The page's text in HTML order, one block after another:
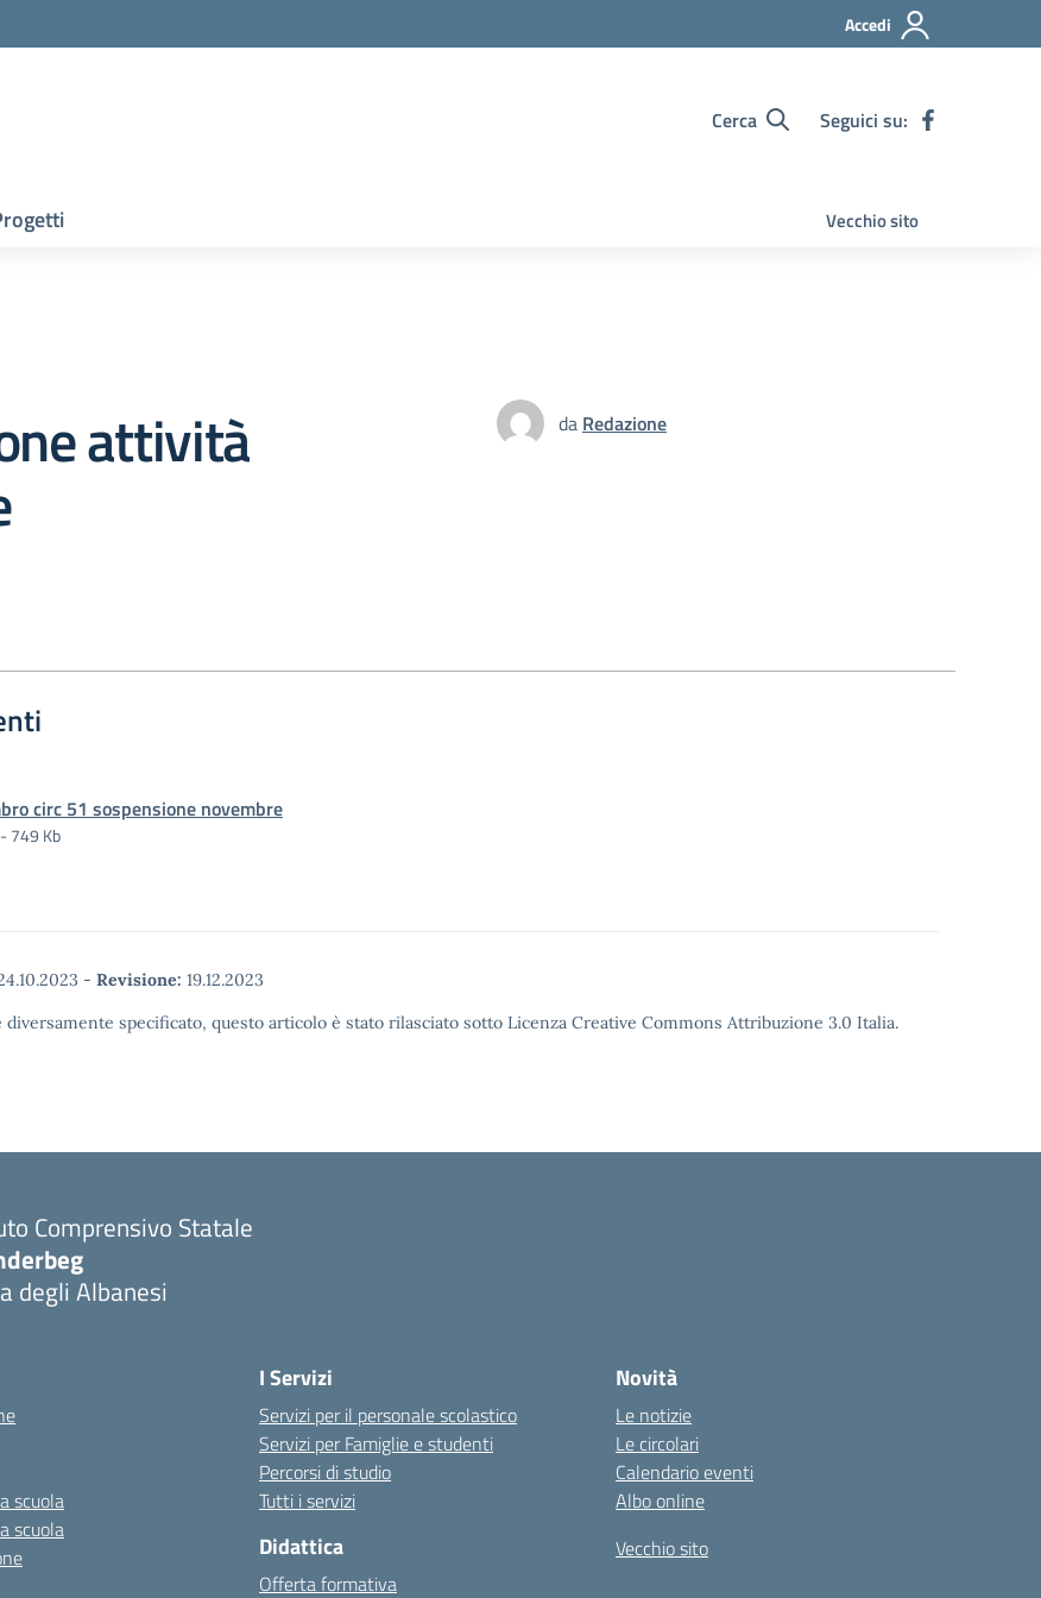
Accedi
Cerca Seguici su:
Vecchio sito
attività da Redazione
circ 51 sospensione novembre
749 Kb
- Revisione: 19.12.2023
diversamente specificato, questo articolo è stato rilasciato sotto Licenza Creative Commons Attribuzione 3.0 Italia.
Comprensivo Statale
degli Albanesi
scuola
scuola
I Servizi
Servizi per il personale scolastico
Servizi per Famiglie e studenti
Percorsi di studio
Tutti i servizi
Didattica
Offerta formativa
Novità
Le notizie
Le circolari
Calendario eventi
Albo online
Vecchio sito